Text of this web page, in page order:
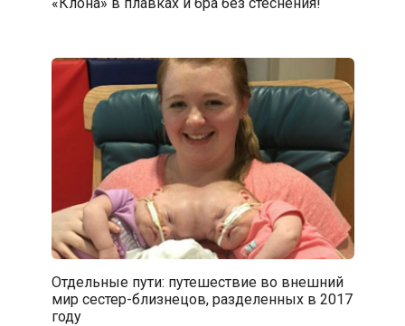
Отдельные пути: путешествие во внешний
мир сестер-близнецов, разделенных в 2017
году